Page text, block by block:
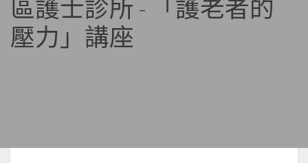
區護士診所 - 「護老者的
壓力」講座